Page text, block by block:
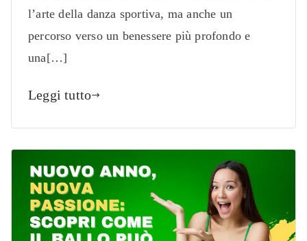
l’arte della danza sportiva, ma anche un
percorso verso un benessere più profondo e
una[…]
Leggi tutto